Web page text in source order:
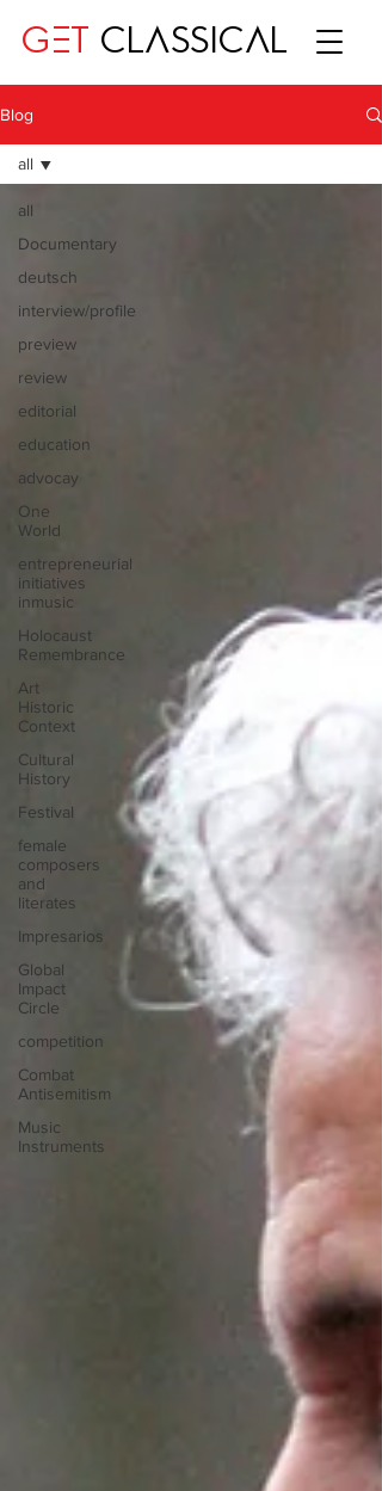
GET CLASSICAL
Blog
all
Documentary
deutsch
interview/profile
preview
review
editorial
education
advocay
One
World
entrepreneurial
initiatives
inmusic
Holocaust
Remembrance
Art
Historic
Context
Cultural
History
Festival
female
composers
and
literates
Impresarios
Global
Impact
Circle
competition
Combat
Antisemitism
Music
Instruments
all